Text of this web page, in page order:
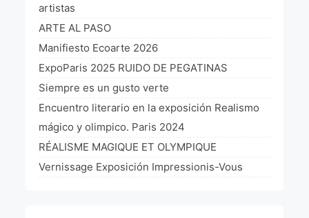
L’art Latino-américain à Paris 2019
Reflecting Source. NY 2019
«Sincronías con sentido» Bogotá Colombia 2019
«Huellas trashumantes» New York 2018
Commissaire D’exposition
La Fórmula Científica Del Arte
artistas
ARTE AL PASO
Manifiesto Ecoarte 2026
ExpoParis 2025 RUIDO DE PEGATINAS
Siempre es un gusto verte
Encuentro literario en la exposición Realismo
mágico y olimpico. Paris 2024
RÉALISME MAGIQUE ET OLYMPIQUE
Vernissage Exposición Impressionis-Vous